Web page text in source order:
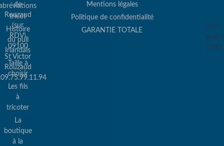
de
Rouzaud
(sur
RDV)
09100
St Victor
Rouzaud
09.75.99.11.94
tricot
Histoire
du pull
Irlandais
Taille à
choisir
Les fils
à
tricoter
La
boutique
à la
Mentions légales
Politique de confidentialité
GARANTIE TOTALE
Port
(79€)